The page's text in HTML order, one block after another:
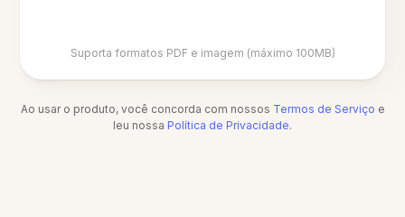
Suporta formatos PDF e imagem (máximo 100MB)
Ao usar o produto, você concorda com nossos Termos de Serviço e
leu nossa Política de Privacidade.